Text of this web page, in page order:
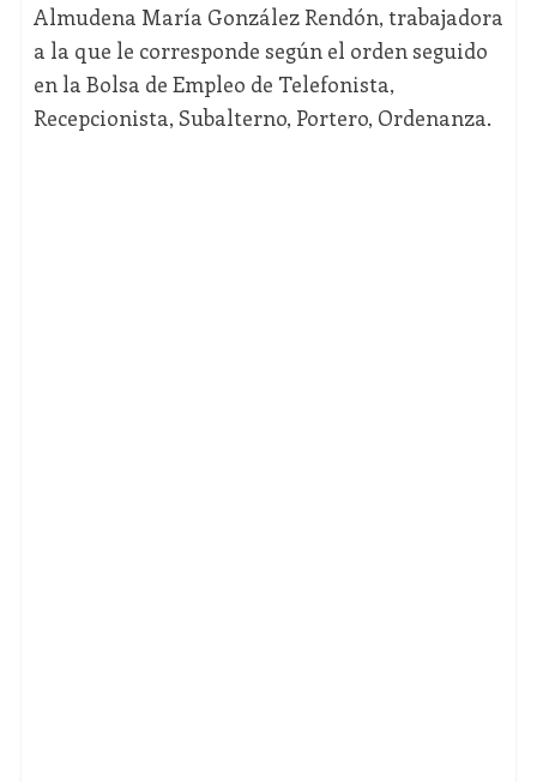
Almudena María González Rendón, trabajadora
a la que le corresponde según el orden seguido
en la Bolsa de Empleo de Telefonista,
Recepcionista, Subalterno, Portero, Ordenanza.